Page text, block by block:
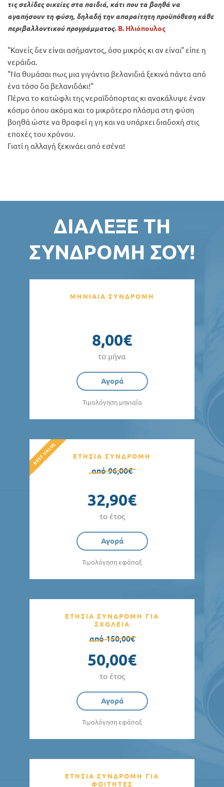
τις σελίδες οικείες στα παιδιά, κάτι που τα βοηθά να
αγαπήσουν τη φύση, δηλαδή την απαραίτητη προϋπόθεση κάθε
περιβαλλοντικού προγράμματος. Β. Ηλιόπουλος
"Κανείς δεν είναι ασήμαντος, όσο μικρός κι αν είναι" είπε η
νεράιδα.
"Να θυμάσαι πως μια γιγάντια βελανιδιά ξεκινά πάντα από
ένα τόσο δα βελανιδάκι!"
Πέρνα το κατώφλι της νεραϊδόπορτας κι ανακάλυψε έναν
κόσμο όπου ακόμα και το μικρότερο πλάσμα στη φύση
βοηθά ώστε να θραφεί η γη και να υπάρχει διαδοχή στις
εποχές του χρόνου.
Γιατί η αλλαγή ξεκινάει από εσένα!
ΔΙΆΛΕΞΕ ΤΗ
ΣΥΝΔΡΟΜΉ ΣΟΥ!
ΜΗΝΙΑΙΑ ΣΥΝΔΡΟΜΗ
8,00€
το μήνα
Αγορά
Τιμολόγηση μηνιαία
ΕΤΗΣΙΑ ΣΥΝΔΡΟΜΗ
από 96,00€
32,90€
το έτος
Αγορά
Τιμολόγηση εφάπαξ
ΕΤΗΣΙΑ ΣΥΝΔΡΟΜΗ ΓΙΑ
ΣΧΟΛΕΙΑ
από 150,00€
50,00€
το έτος
Αγορά
Τιμολόγηση εφάπαξ
ΕΤΗΣΙΑ ΣΥΝΔΡΟΜΗ ΓΙΑ
ΦΟΙΤΗΤΕΣ